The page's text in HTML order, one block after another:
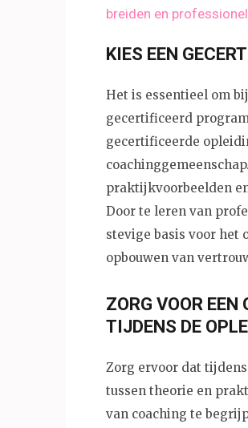
breiden en
KIES EEN
Het is essentieel om
gecertificeerd
gecertificeerde
praktijkvoorbeelden
Door te leren van
stevige basis voor het
opbouwen van
ZORG VOOR
TIJDENS DE
Zorg ervoor dat
tussen theorie en
van coaching te